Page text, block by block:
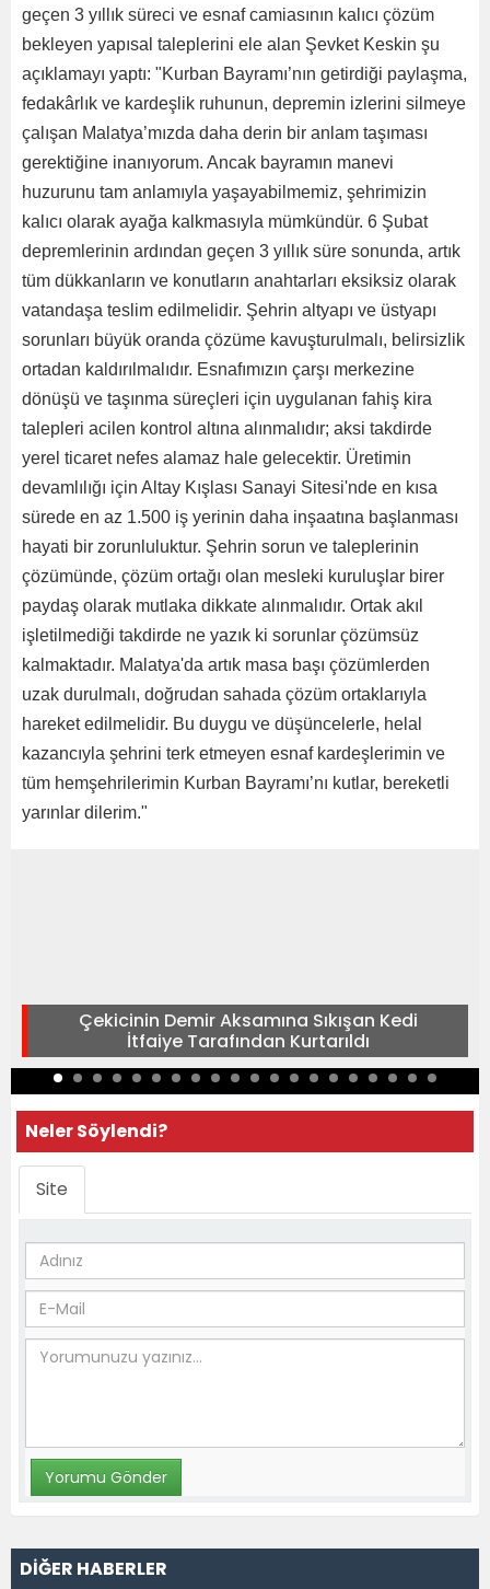
geçen 3 yıllık süreci ve esnaf camiasının kalıcı çözüm
bekleyen yapısal taleplerini ele alan Şevket Keskin şu
açıklamayı yaptı: "Kurban Bayramı’nın getirdiği paylaşma,
fedakârlık ve kardeşlik ruhunun, depremin izlerini silmeye
çalışan Malatya’mızda daha derin bir anlam taşıması
gerektiğine inanıyorum. Ancak bayramın manevi
huzurunu tam anlamıyla yaşayabilmemiz, şehrimizin
kalıcı olarak ayağa kalkmasıyla mümkündür. 6 Şubat
depremlerinin ardından geçen 3 yıllık süre sonunda, artık
tüm dükkanların ve konutların anahtarları eksiksiz olarak
vatandaşa teslim edilmelidir. Şehrin altyapı ve üstyapı
sorunları büyük oranda çözüme kavuşturulmalı, belirsizlik
ortadan kaldırılmalıdır. Esnafımızın çarşı merkezine
dönüşü ve taşınma süreçleri için uygulanan fahiş kira
talepleri acilen kontrol altına alınmalıdır; aksi takdirde
yerel ticaret nefes alamaz hale gelecektir. Üretimin
devamlılığı için Altay Kışlası Sanayi Sitesi'nde en kısa
sürede en az 1.500 iş yerinin daha inşaatına başlanması
hayati bir zorunluluktur. Şehrin sorun ve taleplerinin
çözümünde, çözüm ortağı olan mesleki kuruluşlar birer
paydaş olarak mutlaka dikkate alınmalıdır. Ortak akıl
işletilmediği takdirde ne yazık ki sorunlar çözümsüz
kalmaktadır. Malatya'da artık masa başı çözümlerden
uzak durulmalı, doğrudan sahada çözüm ortaklarıyla
hareket edilmelidir. Bu duygu ve düşüncelerle, helal
kazancıyla şehrini terk etmeyen esnaf kardeşlerimin ve
tüm hemşehrilerimin Kurban Bayramı’nı kutlar, bereketli
yarınlar dilerim."
Çekicinin Demir Aksamına Sıkışan Kedi
İtfaiye Tarafından Kurtarıldı
Neler Söylendi?
Site
DİĞER HABERLER